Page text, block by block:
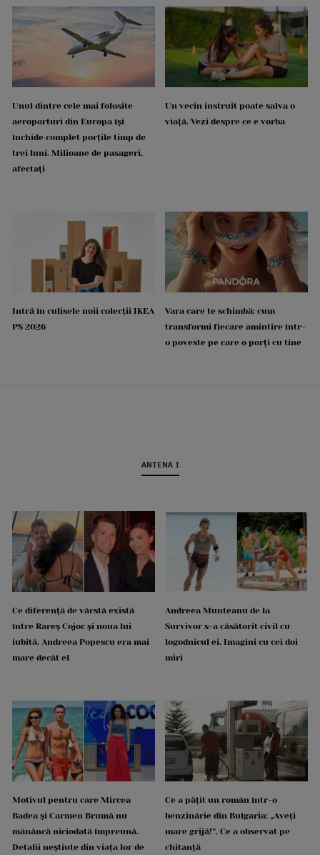
Unul dintre cele mai folosite
aeroporturi din Europa își
închide complet porțile timp de
trei luni. Milioane de pasageri,
afectați
Un vecin instruit poate salva o
viață. Vezi despre ce e vorba
Intră în culisele noii colecții IKEA
PS 2026
Vara care te schimbă: cum
transformi fiecare amintire într-
o poveste pe care o porți cu tine
ANTENA 1
Ce diferență de vârstă există
între Rareș Cojoc și noua lui
iubită. Andreea Popescu era mai
mare decât el
Andreea Munteanu de la
Survivor s-a căsătorit civil cu
logodnicul ei. Imagini cu cei doi
miri
Motivul pentru care Mircea
Badea și Carmen Brumă nu
mănâncă niciodată împreună.
Detalii neștiute din viața lor de
Ce a pățit un român într-o
benzinărie din Bulgaria: „Aveți
mare grijă!”. Ce a observat pe
chitanță